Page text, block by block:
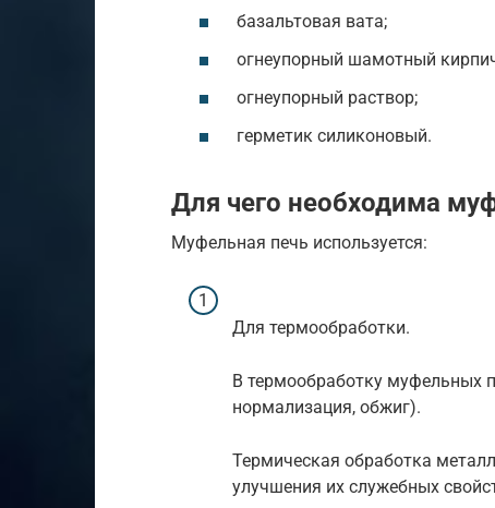
базальтовая вата;
огнеупорный шамотный
огнеупорный раствор;
герметик силиконовый.
Для чего необходима
Муфельная печь используется:
Для термообработки.
В термообработку муфельных
нормализация, обжиг).
Термическая обработка
улучшения их служебных